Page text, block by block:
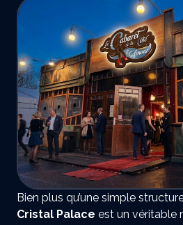
Bien plus qu’une simple
Cristal Palace est un véritable